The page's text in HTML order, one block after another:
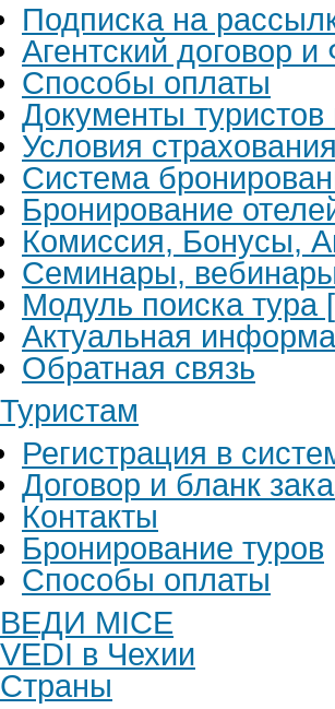
Подписка на
Агентский договор
Способы оплаты
Документы
Условия страхования
Система
Бронирование
Комиссия, Бонусы,
Семинары,
Модуль поиска тура
Актуальная
Обратная связь
Туристам
Регистрация в
Договор и бланк
Контакты
Бронирование туров
Способы оплаты
ВЕДИ MICE
VEDI в Чехии
Страны